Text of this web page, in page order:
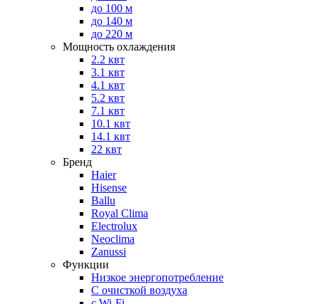
до 100 м
до 140 м
до 220 м
Мощность охлаждения
2.2 квт
3.1 квт
4.1 квт
5.2 квт
7.1 квт
10.1 квт
14.1 квт
22 квт
Бренд
Haier
Hisense
Ballu
Royal Clima
Electrolux
Neoclima
Zanussi
Функции
Низкое энергопотребление
С очисткой воздуха